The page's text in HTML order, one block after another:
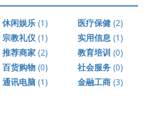
休闲娱乐 (1) 医疗保健 (2)
宗教礼仪 (1) 实用信息 (1)
推荐商家 (2) 教育培训 (0)
百货购物 (0) 社会服务 (0)
通讯电脑 (1) 金融工商 (3)